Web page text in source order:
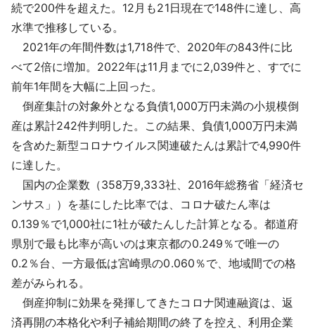
English
続で200件を超えた。12月も21日現在で148件に達し、高
水準で推移している。
2021年の年間件数は1,718件で、2020年の843件に比
べて2倍に増加。2022年は11月までに2,039件と、すでに
前年1年間を大幅に上回った。
倒産集計の対象外となる負債1,000万円未満の小規模倒
産は累計242件判明した。この結果、負債1,000万円未満
を含めた新型コロナウイルス関連破たんは累計で4,990件
に達した。
国内の企業数（358万9,333社、2016年総務省「経済セ
ンサス」）を基にした比率では、コロナ破たん率は
0.139％で1,000社に1社が破たんした計算となる。都道府
県別で最も比率が高いのは東京都の0.249％で唯一の
0.2％台、一方最低は宮崎県の0.060％で、地域間での格
差がみられる。
倒産抑制に効果を発揮してきたコロナ関連融資は、返
済再開の本格化や利子補給期間の終了を控え、利用企業